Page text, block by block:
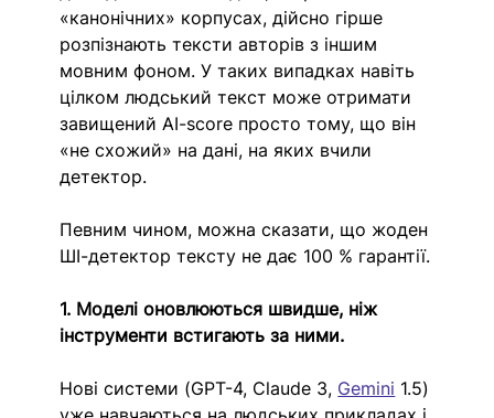
«канонічних» корпусах, дійсно гірше
розпізнають тексти авторів з іншим
мовним фоном. У таких випадках навіть
цілком людський текст може отримати
завищений AI-score просто тому, що він
«не схожий» на дані, на яких вчили
детектор.
Певним чином, можна сказати, що жоден
ШІ-детектор тексту не дає 100 % гарантії.
1. Моделі оновлюються швидше, ніж
інструменти встигають за ними.
Нові системи (GPT-4, Claude 3, Gemini 1.5)